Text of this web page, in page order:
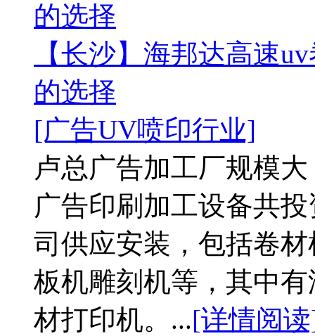
的选择
【长沙】海邦达高速
的选择
[广告UV喷印行业]
卢总广告加工厂规模
广告印刷加工设备共
司供应安装，包括卷
板机雕刻机等，其中
材打印机。...[详情阅